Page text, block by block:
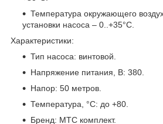
Температура окружающего
установки насоса – 0..+35°С.
Характеристики:
Тип насоса: винтовой.
Напряжение питания, В: 380.
Напор: 50 метров.
Температура, °С: до +80.
Бренд: МТС комплект.